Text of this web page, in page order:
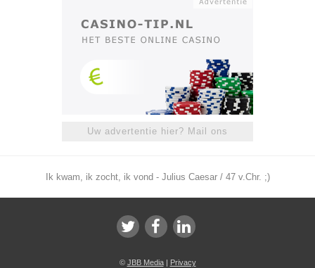
Uw advertentie hier? Mail ons
Ik kwam, ik zocht, ik vond - Julius Caesar / 47 v.Chr. ;)
© JBB Media| Privacy